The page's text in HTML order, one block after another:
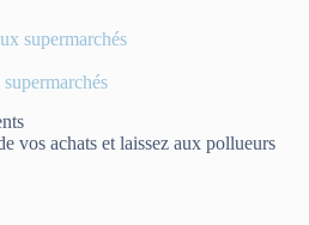
vos achats et laissez aux pollueurs